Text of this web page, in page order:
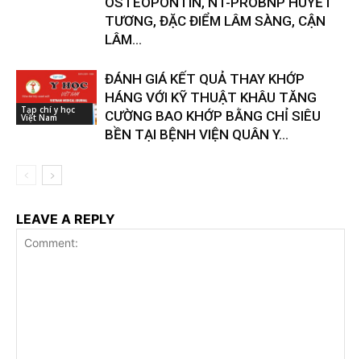
TƯƠNG, ĐẶC ĐIỂM LÂM SÀNG, CẬN
LÂM...
Tạp chí y học
Việt Nam
ĐÁNH GIÁ KẾT QUẢ THAY KHỚP
HÁNG VỚI KỸ THUẬT KHÂU TĂNG
CƯỜNG BAO KHỚP BẰNG CHỈ SIÊU
BỀN TẠI BỆNH VIỆN QUÂN Y...
LEAVE A REPLY